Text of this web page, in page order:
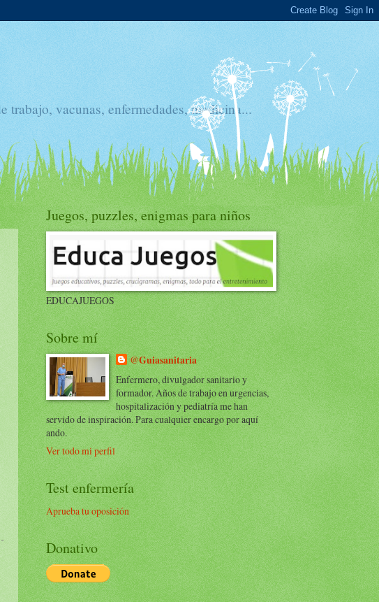
trabajo, vacunas, enfermedades, medicina...
Juegos, puzzles, enigmas para niños
EDUCAJUEGOS
Sobre mí
@Guiasanitaria
Enfermero, divulgador sanitario y
formador. Años de trabajo en urgencias,
hospitalización y pediatría me han
servido de inspiración. Para cualquier encargo por aquí
ando.
Ver todo mi perfil
Test enfermería
Aprueba tu oposición
Donativo